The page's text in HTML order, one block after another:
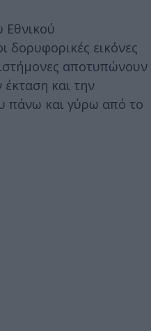
Εθνικού
δορυφορικές εικόνες
αποτυπώνουν
και την
πάνω και γύρω από το